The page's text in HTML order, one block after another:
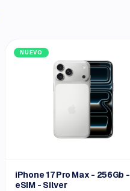
NUEVO
iPhone 17 Pro Max - 256Gb -
eSIM - Silver